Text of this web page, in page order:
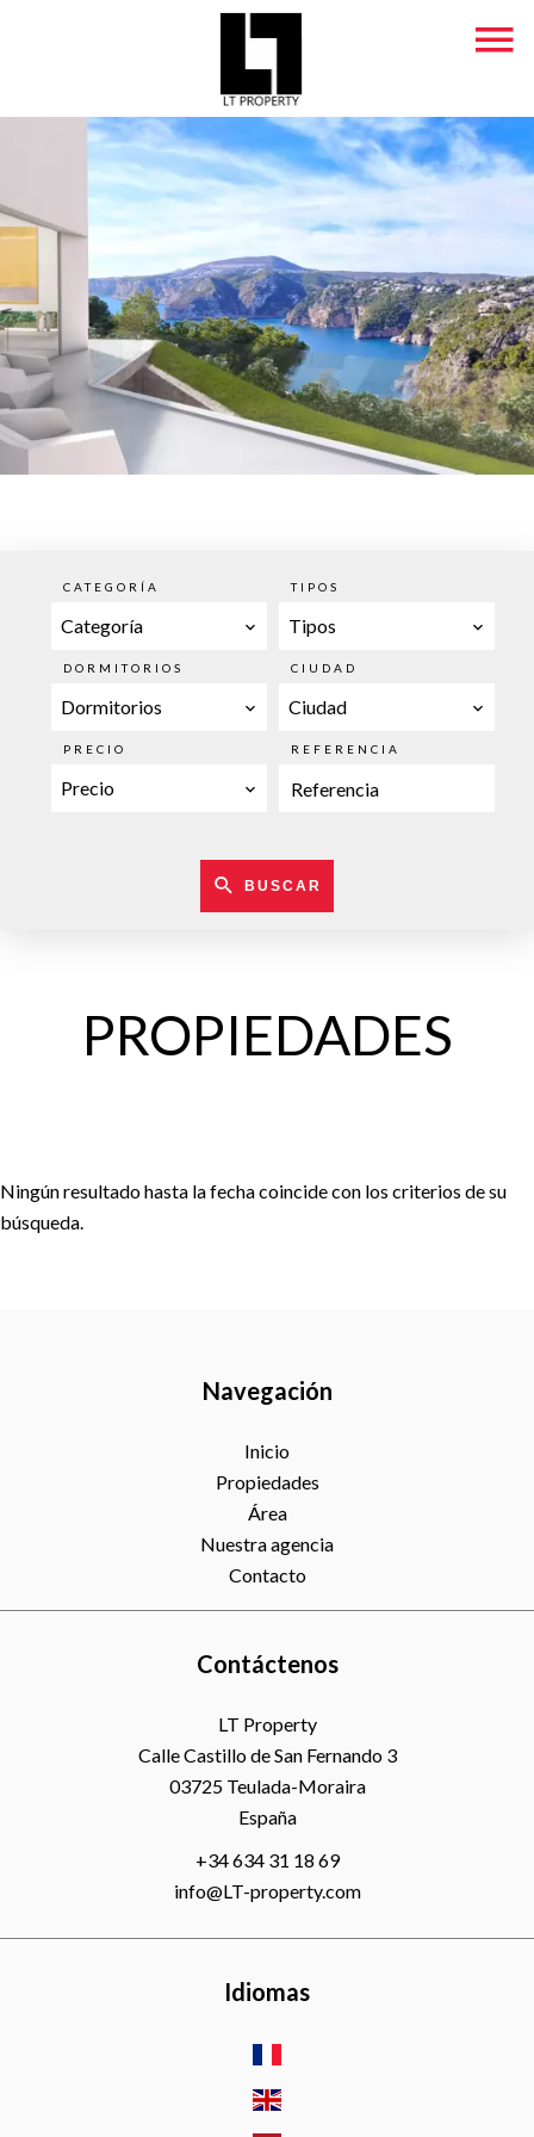
CATEGORÍA
Categoría
TIPOS
Tipos
DORMITORIOS
Dormitorios
CIUDAD
Ciudad
PRECIO
Precio
REFERENCIA
BUSCAR
PROPIEDADES
Ningún resultado hasta la fecha coincide con los criterios de su
búsqueda.
Navegación
Inicio
Propiedades
Área
Nuestra agencia
Contacto
Contáctenos
LT Property
Calle Castillo de San Fernando 3
03725Teulada-Moraira
España
+34 634 31 18 69
info@LT-property.com
Idiomas